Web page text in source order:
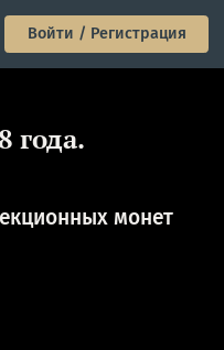
Войти / Регистрация
года.
монет